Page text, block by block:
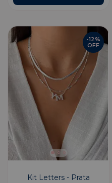
Kit Letters - Prata
-12%
OFF